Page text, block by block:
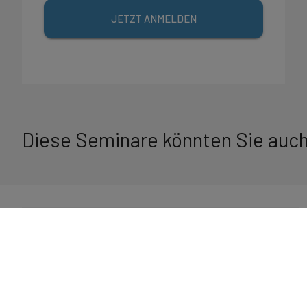
JETZT ANMELDEN
Diese Seminare könnten Sie